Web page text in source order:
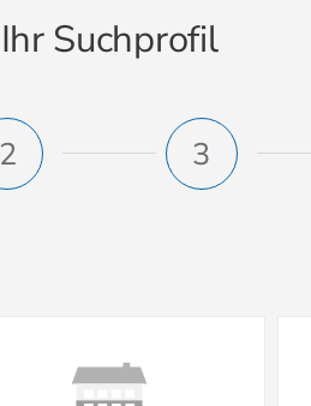
Ihr Suchprofil
2 3